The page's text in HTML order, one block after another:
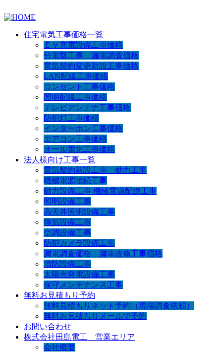
住宅電気工事価格一覧
ＥＶ充電設備工事価格
分電盤工事 漏電調査価格
電気契約変更新設工事価格
LAN配線工事価格
コンセント工事価格
照明配線工事価格
テレビアンテナ工事価格
防犯灯工事価格
インターホン工事価格
エアコン工事価格
オール電化工事価格
法人様向け工事一覧
電気契約新設工事 動力工事
機械電源接続工事
動力設備工事 機械電源配線工事
照明設備工事
高天井照明設備工事
換気設備工事
空調設備工事
防犯カメラ設備工事
漏電調査価格 漏電改修工事価格
消防設備工事
太陽光発電設備工事
保守メンテナンス工事
無料お見積もり予約
無料見積もりネット予約（現場調査依頼）
無料お見積もりメールで予約
お問い合わせ
株式会社田島電工 営業エリア
会社概要